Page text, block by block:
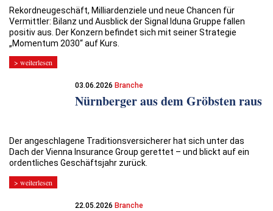
Rekordneugeschäft, Milliardenziele und neue Chancen für
Vermittler: Bilanz und Ausblick der Signal Iduna Gruppe fallen
positiv aus. Der Konzern befindet sich mit seiner Strategie
„Momentum 2030“ auf Kurs.
> weiterlesen
03.06.2026 Branche
Nürnberger aus dem Gröbsten raus
Der angeschlagene Traditionsversicherer hat sich unter das
Dach der Vienna Insurance Group gerettet – und blickt auf ein
ordentliches Geschäftsjahr zurück.
> weiterlesen
22.05.2026Branche